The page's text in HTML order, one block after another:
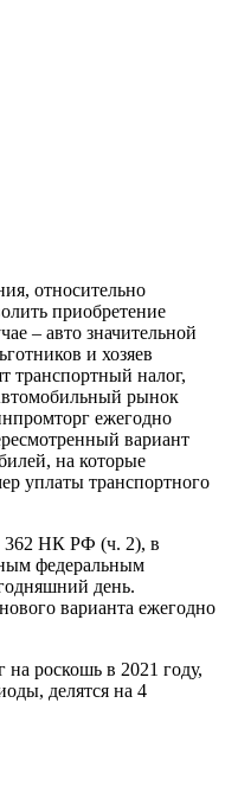
относительно
приобретение
– авто значительной
и хозяев
транспортный налог,
рынок
ежегодно
вариант
на которые
уплаты транспортного
362 НК РФ (ч. 2), в
федеральным
день.
варианта ежегодно
роскошь в 2021 году,
делятся на 4